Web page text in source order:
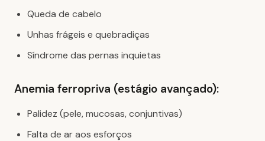
Queda de cabelo
Unhas frágeis e quebradiças
Síndrome das pernas inquietas
Anemia ferropriva (estágio avançado):
Palidez (pele, mucosas, conjuntivas)
Falta de ar aos esforços